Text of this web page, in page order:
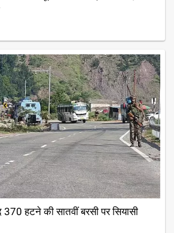
हटने की सातवीं बरसी पर सियासी